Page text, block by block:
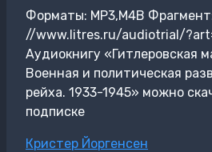
Форматы: MP3,M4B
//www.litres.ru/audiotrial/
Аудиокнигу «Гитлеровская
Военная и политическая
рейха. 1933-1945» можно
подписке
Метки
Кристер Йоргенсен